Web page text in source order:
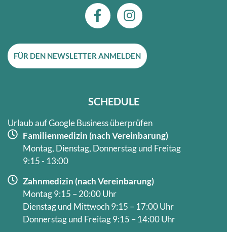
F
a
e
b
o
k
-
f
I
n
t
a
g
a
m
FÜR DEN NEWSLETTER ANMELDEN
SCHEDULE
Urlaub auf Google Business überprüfen
Familienmedizin (nach Vereinbarung)
Montag, Dienstag, Donnerstag und Freitag
9:15 - 13:00
Zahnmedizin (nach Vereinbarung)
Montag 9:15 – 20:00 Uhr
Dienstag und Mittwoch 9:15 – 17:00 Uhr
Donnerstag und Freitag 9:15 – 14:00 Uhr